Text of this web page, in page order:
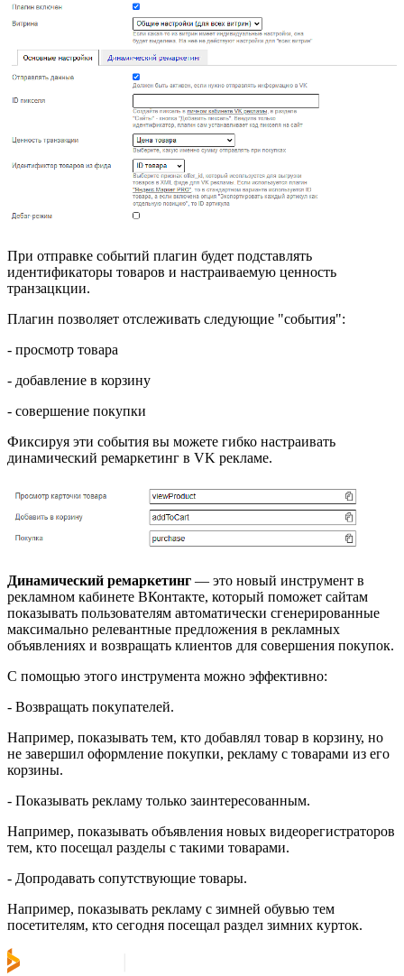
При отправке событий плагин будет подставлять
идентификаторы товаров и настраиваемую ценность
транзацкции.
Плагин позволяет отслеживать следующие "события":
- просмотр товара
- добавление в корзину
- совершение покупки
Фиксируя эти события вы можете гибко настраивать
динамический ремаркетинг в VK рекламе.
Динамический ремаркетинг — это новый инструмент в
рекламном кабинете ВКонтакте, который поможет сайтам
показывать пользователям автоматически сгенерированные
максимально релевантные предложения в рекламных
объявлениях и возвращать клиентов для совершения покупок.
С помощью этого инструмента можно эффективно:
- Возвращать покупателей.
Например, показывать тем, кто добавлял товар в корзину, но
не завершил оформление покупки, рекламу с товарами из его
корзины.
- Показывать рекламу только заинтересованным.
Например, показывать объявления новых видеорегистраторов
тем, кто посещал разделы с такими товарами.
- Допродавать сопутствующие товары.
Например, показывать рекламу с зимней обувью тем
посетителям, кто сегодня посещал раздел зимних курток.